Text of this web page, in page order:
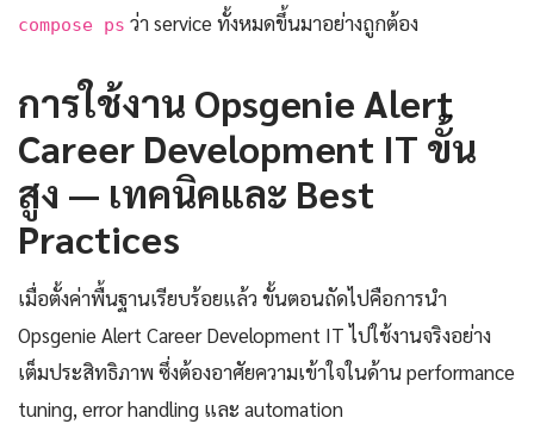
compose ps ว่า service ทั้งหมดขึ้นมาอย่างถูกต้อง
การใช้งาน Opsgenie Alert
Career Development IT ขั้น
สูง — เทคนิคและ Best
Practices
เมื่อตั้งค่าพื้นฐานเรียบร้อยแล้ว ขั้นตอนถัดไปคือการนำ
Opsgenie Alert Career Development IT ไปใช้งานจริงอย่าง
เต็มประสิทธิภาพ ซึ่งต้องอาศัยความเข้าใจในด้าน performance
tuning, error handling และ automation